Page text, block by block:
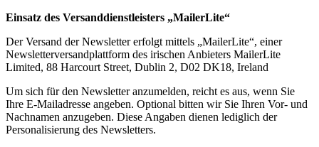
Einsatz des Versanddienstleisters „MailerLite“
Der Versand der Newsletter erfolgt mittels „MailerLite“, einer
Newsletterversandplattform des irischen Anbieters MailerLite
Limited, 88 Harcourt Street, Dublin 2, D02 DK18, Ireland
Um sich für den Newsletter anzumelden, reicht es aus, wenn Sie
Ihre E-Mailadresse angeben. Optional bitten wir Sie Ihren Vor- und
Nachnamen anzugeben. Diese Angaben dienen lediglich der
Personalisierung des Newsletters.